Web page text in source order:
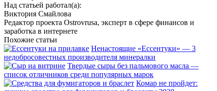
Над статьей работал(а):
Виктория Смайлова
Редактор проекта Ostrovrusa, эксперт в сфере финансов и
заработка в интернете
Похожие статьи
Ненастоящие «Ессентуки» — 3
недобросовестных производителя минералки
Твердые сыры без пальмового масла —
список отличников среди популярных марок
Комар не пройдет: